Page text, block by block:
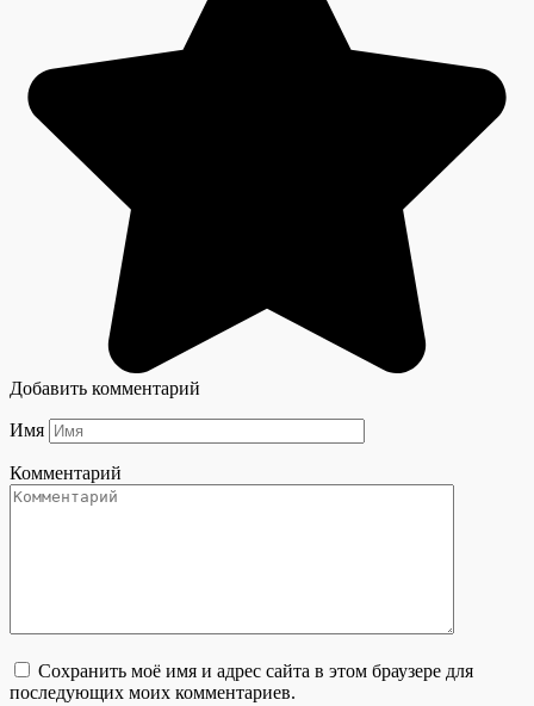
Добавить комментарий
Имя
Комментарий
Сохранить моё имя и адрес сайта в этом браузере для
последующих моих комментариев.